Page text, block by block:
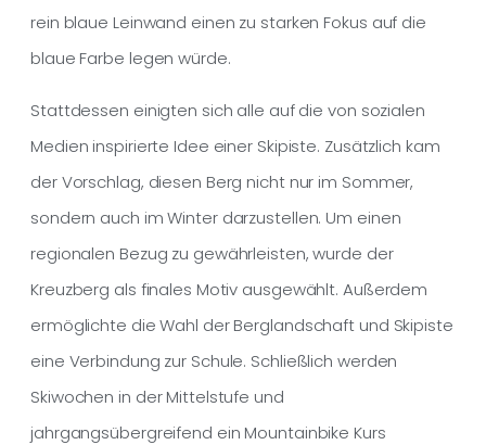
rein blaue Leinwand einen zu starken Fokus auf die
blaue Farbe legen würde.
Stattdessen einigten sich alle auf die von sozialen
Medien inspirierte Idee einer Skipiste. Zusätzlich kam
der Vorschlag, diesen Berg nicht nur im Sommer,
sondern auch im Winter darzustellen. Um einen
regionalen Bezug zu gewährleisten, wurde der
Kreuzberg als finales Motiv ausgewählt. Außerdem
ermöglichte die Wahl der Berglandschaft und Skipiste
eine Verbindung zur Schule. Schließlich werden
Skiwochen in der Mittelstufe und
jahrgangsübergreifend ein Mountainbike Kurs